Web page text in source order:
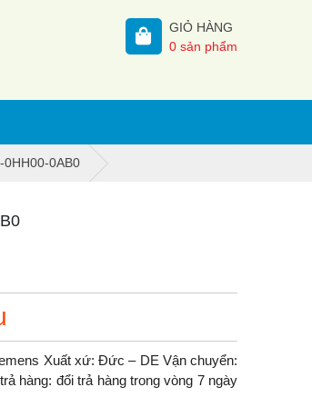
GIỎ HÀNG
0 sản phẩm
0HH00-0AB0
Xuất xứ: Đức – DE Vận chuyển:
hàng: đổi trả hàng trong vòng 7 ngày